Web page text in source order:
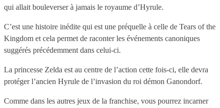
qui allait bouleverser à jamais le royaume d’Hyrule.
C’est une histoire inédite qui est une préquelle à celle de Tears of the
Kingdom et cela permet de raconter les événements canoniques
suggérés précédemment dans celui-ci.
La princesse Zelda est au centre de l’action cette fois-ci, elle devra
protéger l’ancien Hyrule de l’invasion du roi démon Ganondorf.
Comme dans les autres jeux de la franchise, vous pourrez incarner